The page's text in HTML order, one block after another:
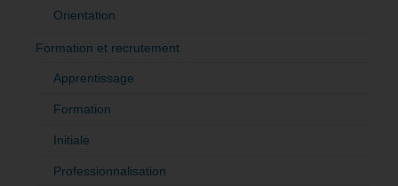
Orientation
Formation et recrutement
Apprentissage
Formation
Initiale
Professionnalisation